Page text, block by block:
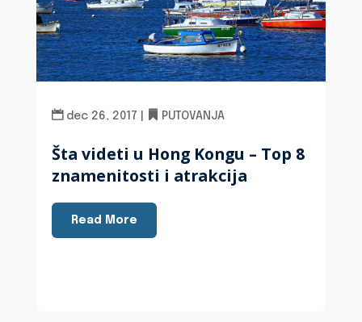
Šta videti u Hong Kongu – Top 8
znamenitosti i atrakcija
dec 26, 2017 PUTOVANJA
Read More